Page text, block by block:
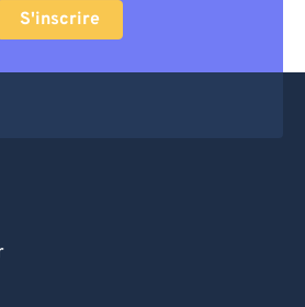
S'inscrire